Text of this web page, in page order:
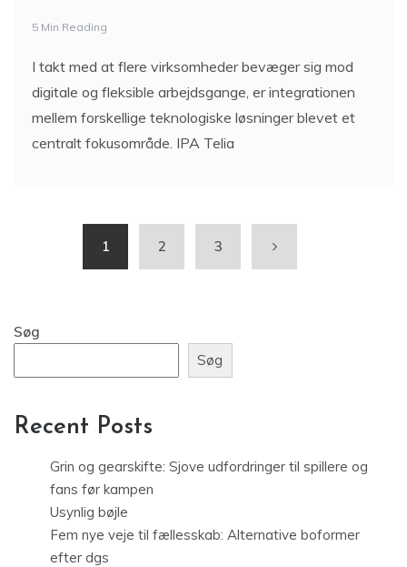
5 Min Reading
I takt med at flere virksomheder bevæger sig mod
digitale og fleksible arbejdsgange, er integrationen
mellem forskellige teknologiske løsninger blevet et
centralt fokusområde. IPA Telia
1 2 3
Søg
Søg
Recent Posts
Grin og gearskifte: Sjove udfordringer til spillere og
fans før kampen
Usynlig bøjle
Fem nye veje til fællesskab: Alternative boformer
efter dgs